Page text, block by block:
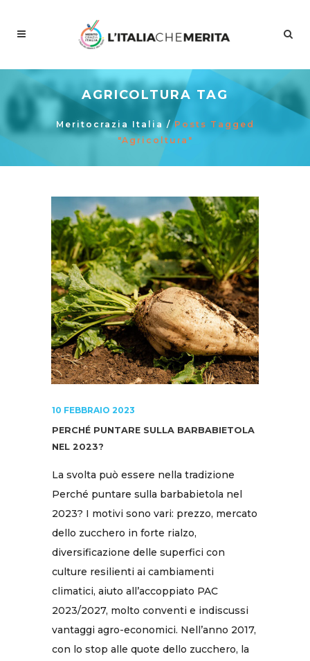
AGRICOLTURA TAG
Meritocrazia Italia /Posts Tagged
"Agricoltura"
10 FEBBRAIO 2023
PERCHÉ PUNTARE SULLA BARBABIETOLA
NEL 2023?
La svolta può essere nella tradizione
Perché puntare sulla barbabietola nel
2023? I motivi sono vari: prezzo, mercato
dello zucchero in forte rialzo,
diversificazione delle superfici con
culture resilienti ai cambiamenti
climatici, aiuto all’accoppiato PAC
2023/2027, molto conventi e indiscussi
vantaggi agro-economici. Nell’anno 2017,
con lo stop alle quote dello zucchero, la